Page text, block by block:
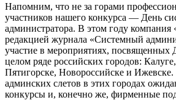
Напомним, что не за горами
участников нашего конкурса — День
администратора. В этом году компания
редакцией журнала «Системный
участие в мероприятиях, посвященных
целом ряде российских городов:
Пятигорске, Новороссийске и Ижевске.
админских слетов в этих городах
конкурсы и, конечно же, фирменные